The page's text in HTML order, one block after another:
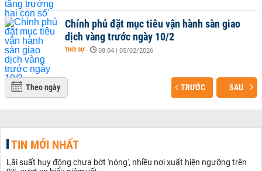
Chính phủ đặt mục tiêu vận hành sàn giao
dịch vàng trước ngày 10/2
THỜI SỰ - 08:04 | 05/02/2026
Theo ngày TRƯỚC SAU
TIN MỚI NHẤT
Lãi suất huy động chưa bớt 'nóng', nhiều nơi xuất hiện ngưỡng trên